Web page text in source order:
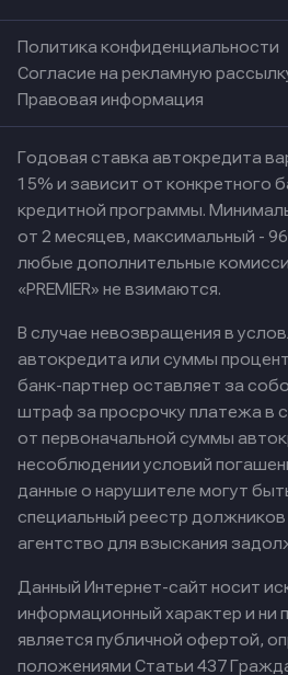
Политика конфиденциальности
Согласие на рекламную
Правовая информация
Годовая ставка автокредита
15% и зависит от конкретного
кредитной программы.
от 2 месяцев, максимальный -
любые дополнительные
«PREMIER» не взимаются.
В случае невозвращения в
автокредита или суммы
банк-партнер оставляет за
штраф за просрочку платежа в
от первоначальной суммы
несоблюдении условий
данные о нарушителе могут
специальный реестр
агентство для взыскания
Данный Интернет-сайт носит
информационный характер и ни
является публичной офертой,
положениями Статьи 437